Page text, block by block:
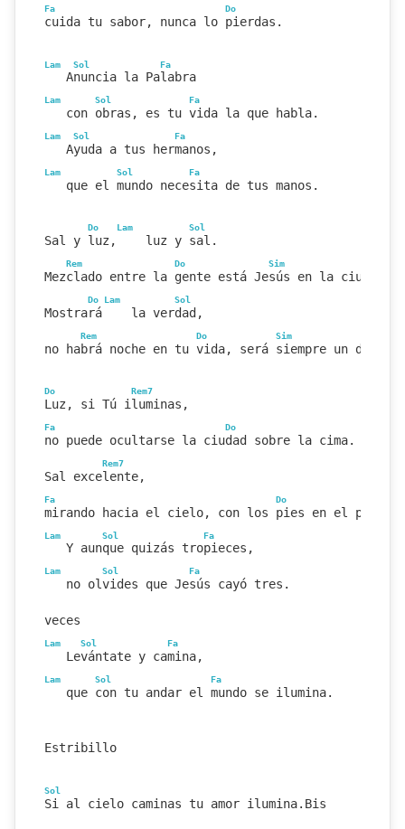
Fa Do
cuida tu sabor, nunca lo pierdas.
Lam Sol Fa
   Anuncia la Palabra
Lam Sol Fa
   con obras, es tu vida la que habla.
Lam Sol Fa
   Ayuda a tus hermanos,
Lam Sol Fa
   que el mundo necesita de tus manos.
Do Lam Sol
Sal y luz,    luz y sal.
Rem Do Sim
Mezclado entre la gente está Jesús en la ciudad.
Do Lam Sol
Mostrará    la verdad,
Rem Do Sim
no habrá noche en tu vida, será siempre un
Do Rem7
Luz, si Tú iluminas,
Fa Do
no puede ocultarse la ciudad sobre la cima.
Rem7
Sal excelente,
Fa Do
mirando hacia el cielo, con los pies en el
Lam Sol Fa
   Y aunque quizás tropieces,
Lam Sol Fa
   no olvides que Jesús cayó tres.
veces
Lam Sol Fa
   Levántate y camina,
Lam Sol Fa
   que con tu andar el mundo se ilumina.
Estribillo
Sol
Si al cielo caminas tu amor ilumina.Bis